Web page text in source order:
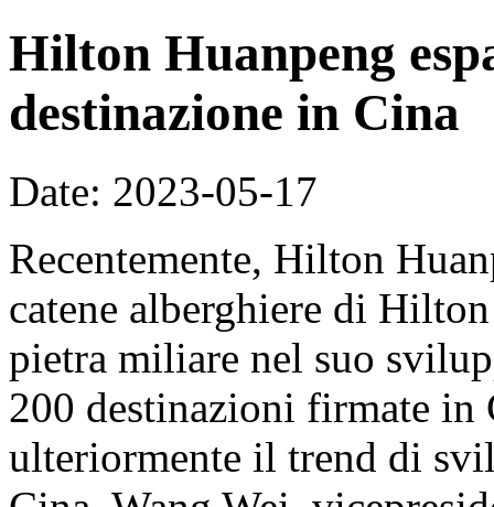
Hilton Huanpeng
destinazione in Cina
Date: 2023-05-17
Recentemente, Hilton
catene alberghiere di
pietra miliare nel suo
200 destinazioni firmate in
ulteriormente il trend di